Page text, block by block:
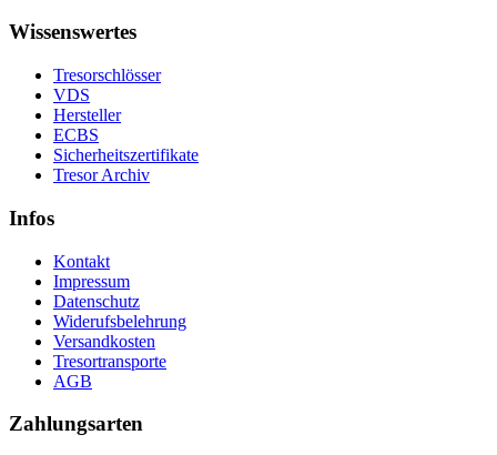
Wissenswertes
Tresorschlösser
VDS
Hersteller
ECBS
Sicherheitszertifikate
Tresor Archiv
Infos
Kontakt
Impressum
Datenschutz
Widerufsbelehrung
Versandkosten
Tresortransporte
AGB
Zahlungsarten